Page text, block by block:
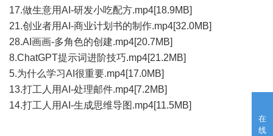
在
线
17.做生意用AI-研发小吃配方.mp4[18.9MB]
21.创业者用AI-商业计划书的制作.mp4[32.0MB]
28.AI画画-多角色的创建.mp4[20.7MB]
8.ChatGPT提示词进阶技巧.mp4[21.2MB]
5.为什么学习AI很重要.mp4[17.0MB]
13.打工人用AI-处理邮件.mp4[7.2MB]
14.打工人用AI-生成思维导图.mp4[11.5MB]